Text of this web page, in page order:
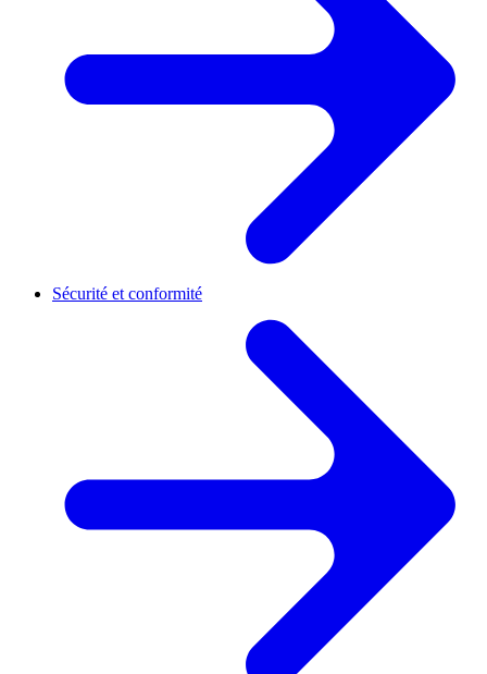
Sécurité et conformité